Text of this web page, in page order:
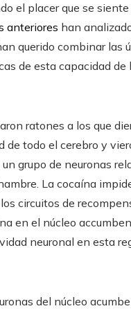
el placer que se
anteriores han
querido combinar las
de esta capacidad de
ratones a los que
de todo el cerebro y
grupo de neuronas
La cocaína
circuitos de
en el núcleo
neuronal en esta
del núcleo